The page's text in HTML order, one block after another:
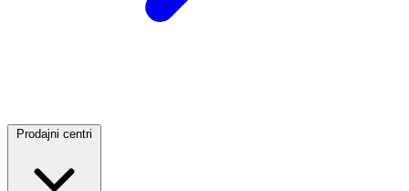
Prodajni centri